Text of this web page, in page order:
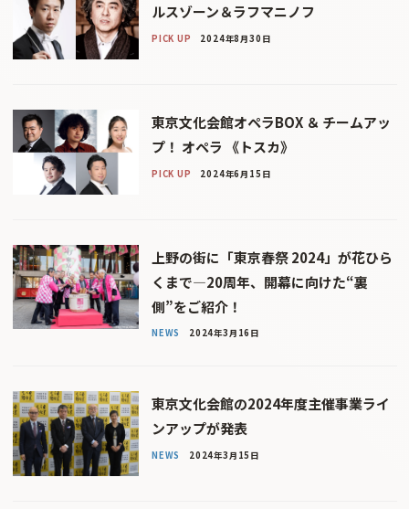
ルスゾーン＆ラフマニノフ
PICK UP 2024年8月30日
東京文化会館オペラBOX ＆ チームアッ
プ！ オペラ 《トスカ》
PICK UP 2024年6月15日
上野の街に「東京春祭 2024」が花ひら
くまで―20周年、開幕に向けた“裏
側”をご紹介！
NEWS 2024年3月16日
東京文化会館の2024年度主催事業ライ
ンアップが発表
NEWS 2024年3月15日